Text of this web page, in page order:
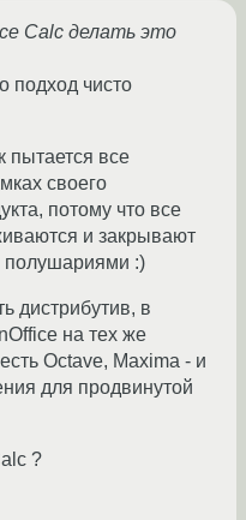
Calc делать это
подход чисто
пытается все
своего
потому что все
и закрывают
полушариями :)
дистрибутив, в
на тех же
Octave, Maxima - и
для продвинутой
?